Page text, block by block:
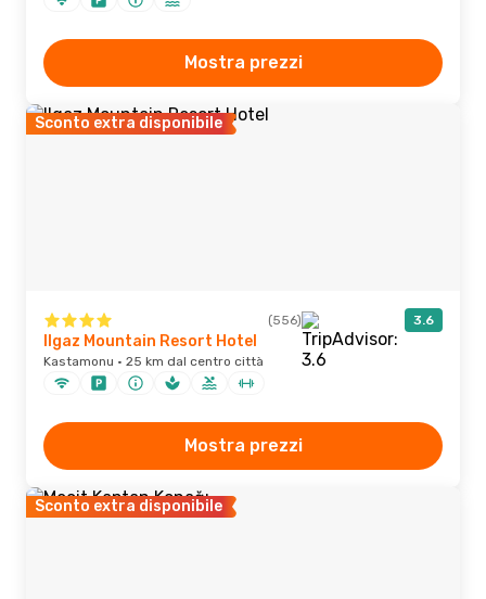
Mostra prezzi
Sconto extra disponibile
(556) 3.6
Ilgaz Mountain Resort Hotel
Kastamonu · 25 km dal centro città
Mostra prezzi
Sconto extra disponibile